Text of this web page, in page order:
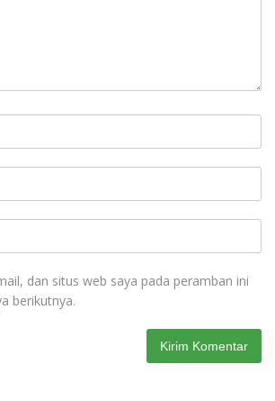
dan situs web saya pada peramban ini
berikutnya.